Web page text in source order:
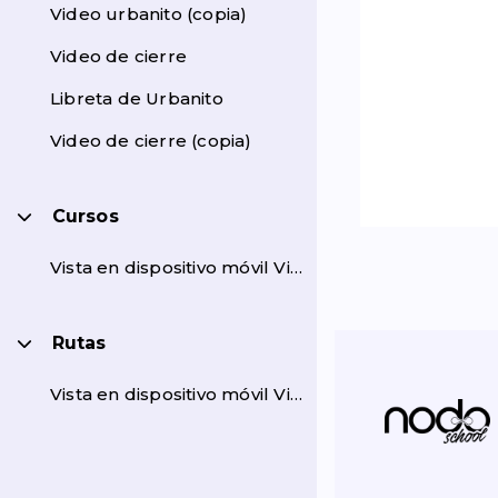
Video urbanito (copia)
Video de cierre
Libreta de Urbanito
Video de cierre (copia)
Colapsar
Cursos
Vista en dispositivo móvil Vista en laptop
Colapsar
Rutas
Vista en dispositivo móvil Vista en laptop